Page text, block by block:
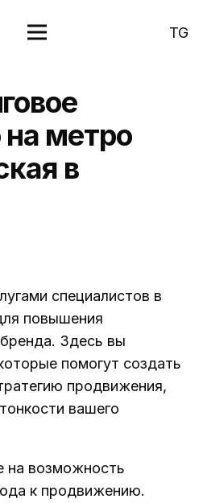
TG
на метро
в
специалистов в
повышения
Здесь вы
помогут создать
продвижения,
вашего
на возможность
к продвижению.